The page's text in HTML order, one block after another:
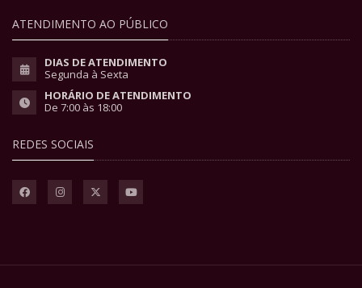
ATENDIMENTO AO PÚBLICO
DIAS DE ATENDIMENTO
Segunda à Sexta
HORÁRIO DE ATENDIMENTO
De 7:00 às 18:00
REDES SOCIAIS